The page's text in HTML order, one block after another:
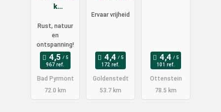
k
Rust, natuur
en
ontspanning!
967 ref.
Bad Pyrmont
72.0 km
gsee -
Ervaar vrijheid
172 ref.
Goldenstedt
53.7 km
101 ref.
Ottenstein
78.5 km